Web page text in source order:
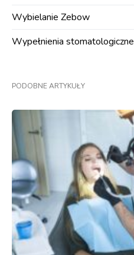
Wybielanie Zebow
Wypełnienia stomatologiczne
PODOBNE ARTYKUŁY